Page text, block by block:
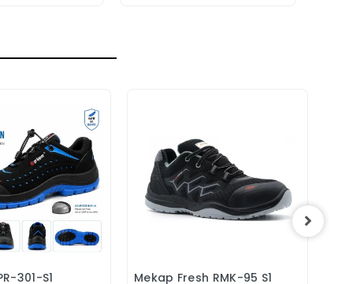
301-S1
Mekap Fresh RMK-95 S1